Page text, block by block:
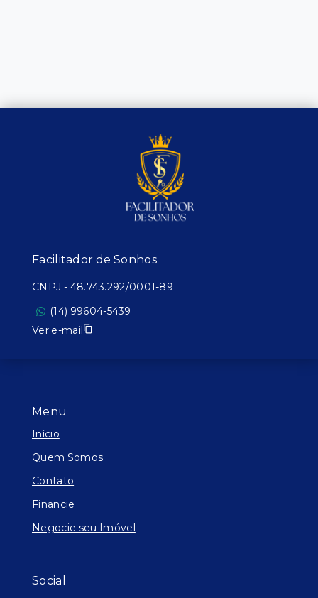
Menu
Início
Quem Somos
Contato
Financie
Negocie seu Imóvel
Social
Facilitador de Sonhos
CNPJ - 48.743.292/0001-89
(14) 99604-5439
Ver e-mail